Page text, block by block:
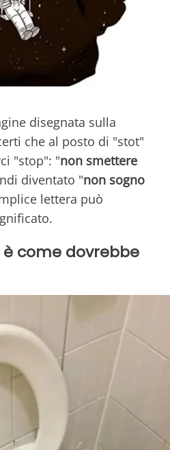
disegnata sulla
che al posto di "stot"
"stop": "non smettere
diventato "non sogno
lettera può
come dovrebbe